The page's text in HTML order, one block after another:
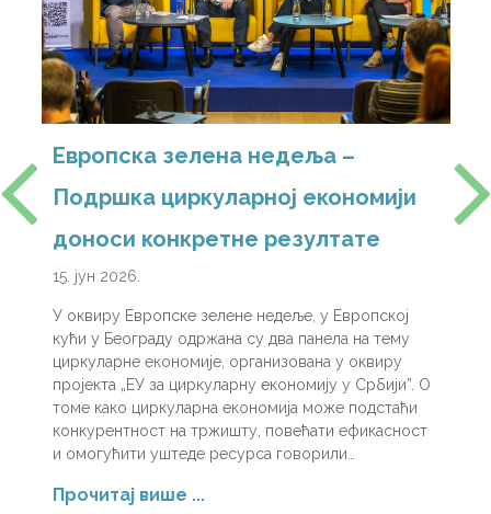
Европска зелена недеља –
Подршка циркуларној економији
доноси конкретне резултате
15. јун 2026.
У оквиру Европске зелене недеље, у Европској
кући у Београду одржана су два панела на тему
циркуларне економије, организована у оквиру
пројекта „ЕУ за циркуларну економију у Србији”. О
томе како циркуларна економија може подстаћи
конкурентност на тржишту, повећати ефикасност
и омогућити уштеде ресурса говорили…
Прочитај више ...
previous
slide